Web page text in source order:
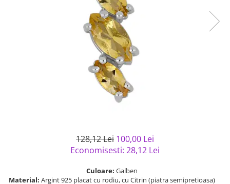
Bijuterii argint placat cu aur
Bijuterii argint cu diverse
Bijuterii argint cu murano
Bijuterii gotice si rock
Casete si cutii de bijuterii
Solutii si lavete de curatare
128,12 Lei 100,00 Lei
Economisesti: 28,12 Lei
Culoare: Galben
Material: Argint 925 placat cu rodiu, cu Citrin (piatra semipretioasa)